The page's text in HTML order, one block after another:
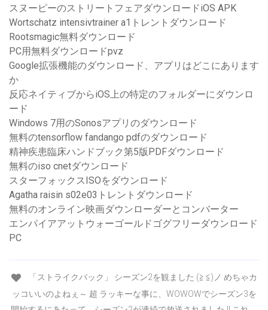
スヌーピーのストリートフェアダウンロードiOS APK
Wortschatz intensivtrainer a1トレントダウンロード
Rootsmagic無料ダウンロード
PC用無料ダウンロードpvz
Google拡張機能のダウンロード、アプリはどこにあります
か
反応ネイティブからiOS上の特定のフォルダーにダウンロ
ード
Windows 7用のSonosアプリのダウンロード
無料のtensorflow fandango pdfのダウンロード
精神疾患臨床ハンドブック第5版PDFダウンロード
無料のiso cnetダウンロード
スターフォックスISOをダウンロード
Agatha raisin s02e03トレントダウンロード
無料のオンライン映画ダウンローダーとコンバーター
エンパイアアットウォーゴールドゴグフリーダウンロード
PC
「ストライクバック」 シーズン2を観ました (≧ ≦)ノ めちゃカ
ッコいいのよねぇ～ 超 ラッキーな事に、WOWOWでシーズン3を